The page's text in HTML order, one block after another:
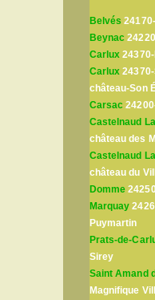
Belvés
Beynac
Carlux
Carlux
château-Son
Carsac
Castelnaud
château des
Castelnaud
château du
Domme
Marquay
Puymartin
Prats-de-
Sirey
Saint Amand
Magnifique